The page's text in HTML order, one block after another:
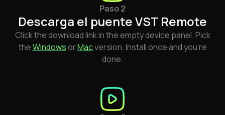
Paso 2
Descarga el puente VST Remote
Click the download link in the empty device panel. Pick
theWindows orMacversion. Install once and you're
done.